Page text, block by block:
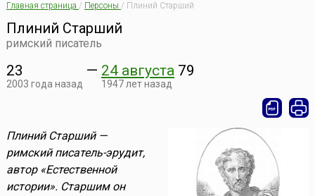
Главная страница / Персоны / Плиний Старший
Плиний Старший
римский писатель
23
2003 года назад
— 24 августа79
1947 лет назад
Плиний Старший —
римский писатель-эрудит,
автор «Естественной
истории». Старшим он